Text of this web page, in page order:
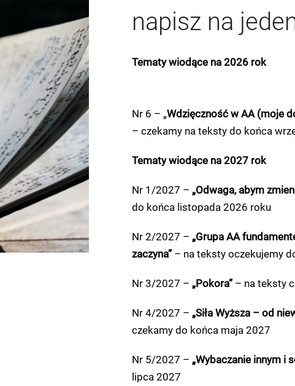
napisz na
Tematy wiodące na 2026 rok
Nr 6 – „Wdzięczność w AA (moje
– czekamy na teksty do końca
Tematy wiodące na 2027 rok
Nr 1/2027 – „Odwaga, abym
do końca listopada 2026 roku
Nr 2/2027 – „Grupa AA
zaczyna” – na teksty oczekujemy
Nr 3/2027 – „Pokora” – na teksty
Nr 4/2027 – „Siła Wyższa – od
czekamy do końca maja 2027
Nr 5/2027 – „Wybaczanie innym i
lipca 2027